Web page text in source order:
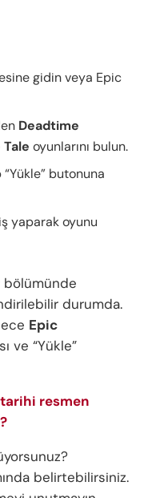
gidin veya Epic
Deadtime
oyunlarını bulun.
butonuna
yaparak oyunu
bölümünde
durumda.
Epic
ve “Yükle”
tarihi resmen
belirtebilirsiniz.